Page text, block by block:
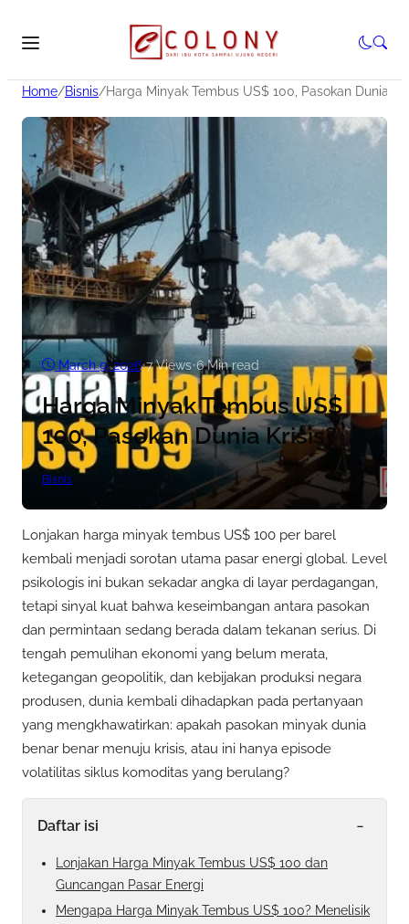
Home/Bisnis/Harga Minyak Tembus US$ 100, Pasokan Dunia
March 9, 2026•7Views•6 Min read
Harga Minyak Tembus US$
100, Pasokan Dunia Krisis?
Bisnis
Lonjakan harga minyak tembus US$ 100 per barel
kembali menjadi sorotan utama pasar energi global. Level
psikologis ini bukan sekadar angka di layar perdagangan,
tetapi sinyal kuat bahwa keseimbangan antara pasokan
dan permintaan sedang berada dalam tekanan serius. Di
tengah pemulihan ekonomi yang belum merata,
ketegangan geopolitik, dan kebijakan produksi negara
produsen, dunia kembali dihadapkan pada pertanyaan
yang mengkhawatirkan: apakah pasokan minyak dunia
benar benar menuju krisis, atau ini hanya episode
volatilitas siklus komoditas yang berulang?
Daftar isi -
Lonjakan Harga Minyak Tembus US$ 100 dan
Guncangan Pasar Energi
Mengapa Harga Minyak Tembus US$ 100? Menelisik